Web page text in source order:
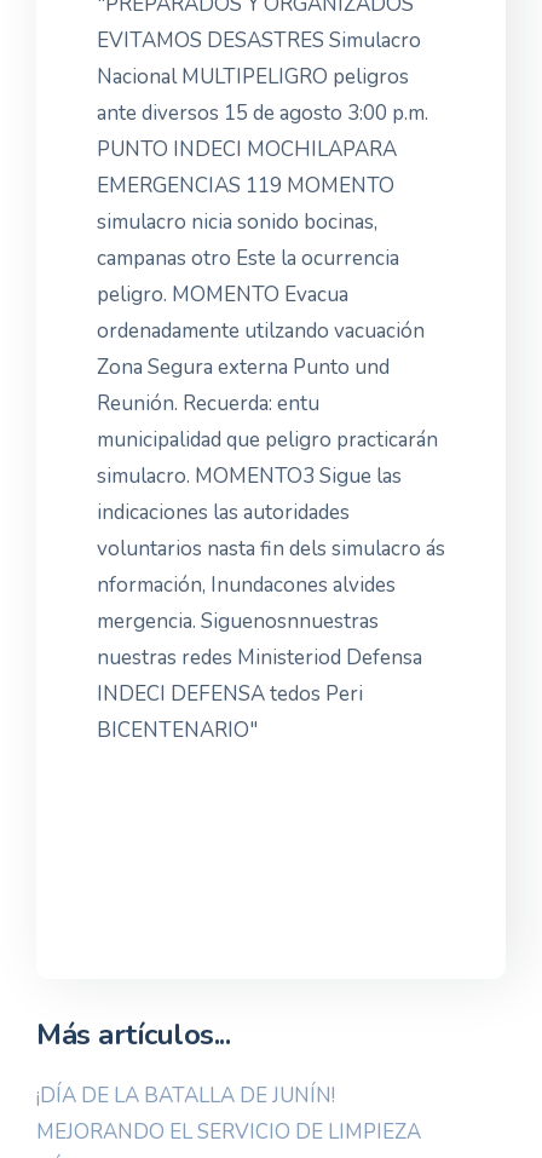
Más artículos...
¡DÍA DE LA BATALLA DE JUNÍN!
MEJORANDO EL SERVICIO DE LIMPIEZA